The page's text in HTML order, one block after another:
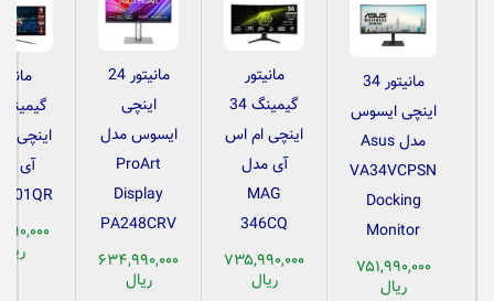
مانیتور 34
اینچی ایسوس
مدل Asus
VA34VCPSN
Docking
Monitor
۷۵۱,۹۹۰,۰۰۰
ریال
مانیتور
گیمینگ 34
اینچی ام اس
آی مدل
MAG
346CQ
۷۳۵,۹۹۰,۰۰۰
ریال
مانیتور 24
اینچی
ایسوس مدل
ProArt
Display
PA248CRV
۶۳۴,۹۹۰,۰۰۰
ریال
اینچی
آی
ریال